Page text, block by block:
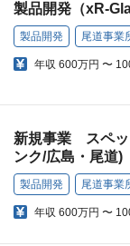
製品開発（xR-
製品開発 尾道事業
年収 600万円 〜
新規事業 スペッ
ンク/広島・尾道)
製品開発 尾道事業
年収 600万円 〜